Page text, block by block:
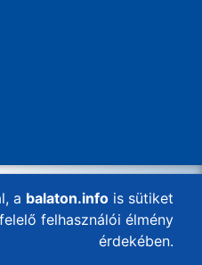
a balaton.infois sütiket
felhasználói élmény
érdekében.